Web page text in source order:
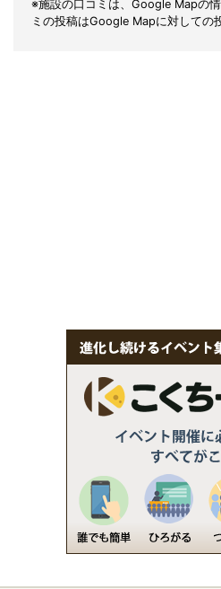
※施設の口コミは、Google Mapの
ミの投稿はGoogle Mapに対しての